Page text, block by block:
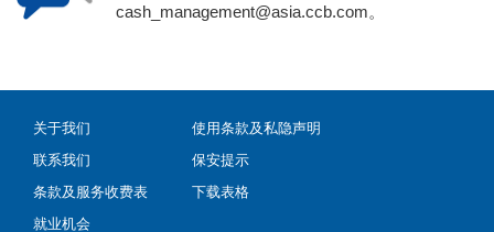
cash_management@asia.ccb.com。
关于我们
联系我们
条款及服务收费表
就业机会
使用条款及私隐声明
保安提示
下载表格